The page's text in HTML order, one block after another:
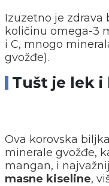
Izuzetno je zdrava
količinu omega-3
i C, mnogo
gvožđe).
Tušt je lek i
Ova korovska
minerale gvožđe,
mangan, i
masne kiseline,